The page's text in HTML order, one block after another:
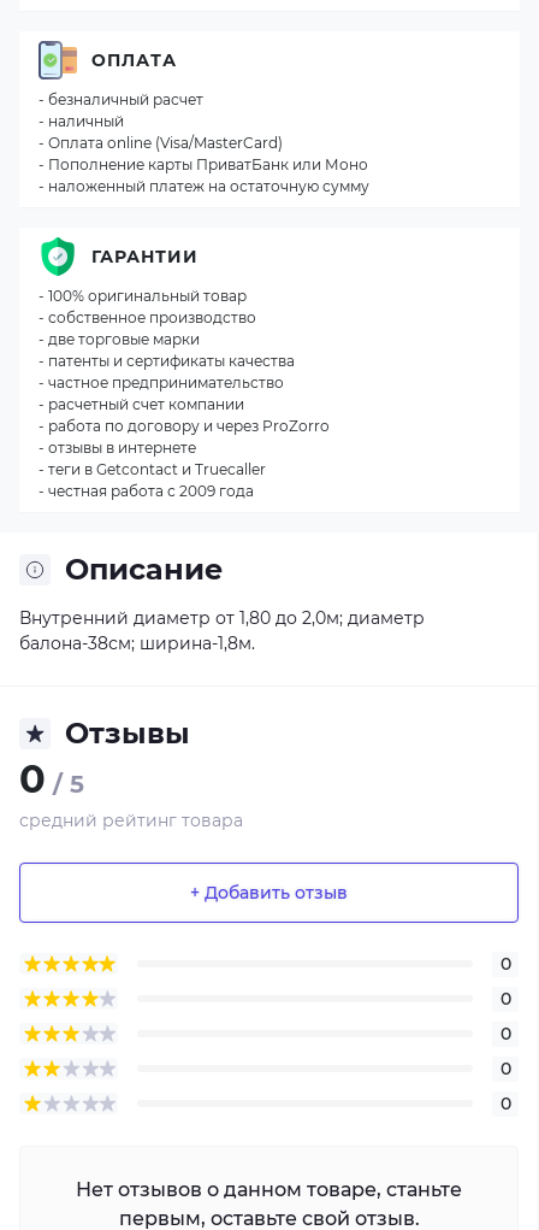
Описание
Внутренний диаметр от 1,80 до 2,0м; диаметр
балона-38см; ширина-1,8м.
Отзывы
0 / 5
средний рейтинг товара
+ Добавить отзыв
0
0
0
0
0
Нет отзывов о данном товаре, станьте
первым, оставьте свой отзыв.
ОПЛАТА
- безналичный расчет
- наличный
- Оплата online (Visa/MasterCard)
- Пополнение карты ПриватБанк или Моно
- наложенный платеж на остаточную сумму
ГАРАНТИИ
- 100% оригинальный товар
- собственное производство
- две торговые марки
- патенты и сертификаты качества
- частное предпринимательство
- расчетный счет компании
- работа по договору и через ProZorro
- отзывы в интернете
- теги в Getcontact и Truecaller
- честная работа с 2009 года